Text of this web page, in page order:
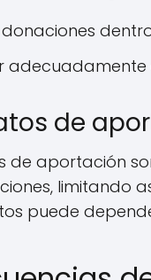
donaciones
adecuadamente
de
de aportación
limitando
puede